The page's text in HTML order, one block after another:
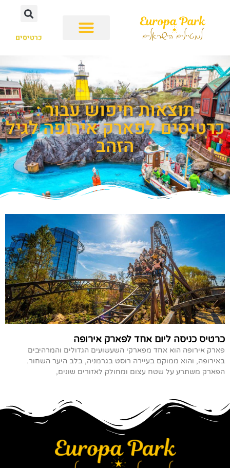
כרטיסים
תוצאות חיפוש עבור :
כרטיסים לפארק אירופה לגיל
הזהב
כרטיס כניסה ליום אחד לפארק אירופה
פארק אירופה הוא אחד מפארקי השעשועים הגדולים והמרהיבים
באירופה, והוא ממוקם בעיירה רוסט בגרמניה, בלב היער השחור.
הפארק משתרע על שטח עצום ומחולק לאזורים שונים,